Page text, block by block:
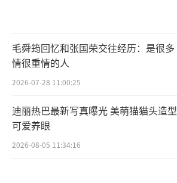
毛舜筠回忆和张国荣交往经历：是很多
情很重情的人
2026-07-28 11:00:25
迪丽热巴最新写真曝光 美萌猫猫头造型
可爱养眼
2026-08-05 11:34:16